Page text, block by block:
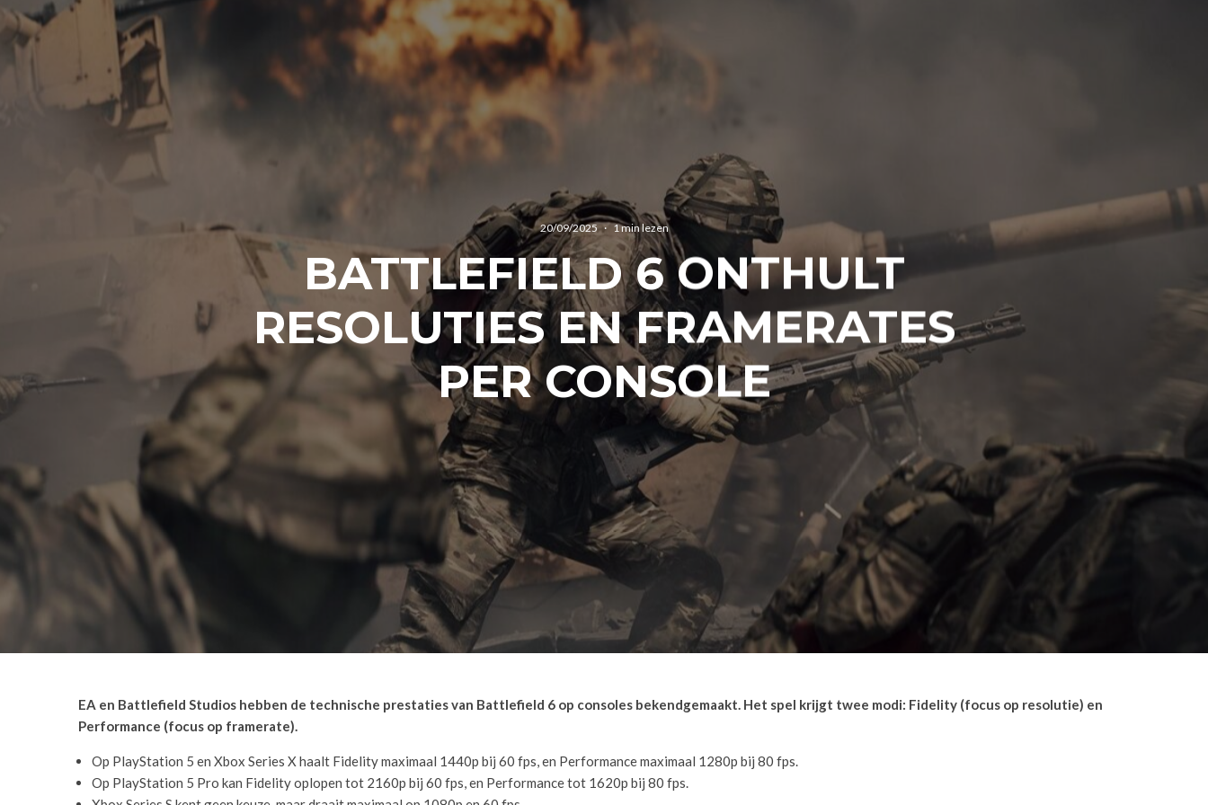
20/09/2025 · 1 min lezen
BATTLEFIELD 6 ONTHULT
RESOLUTIES EN FRAMERATES
PER CONSOLE
EA en Battlefield Studios hebben de technische prestaties van Battlefield 6 op consoles bekendgemaakt. Het spel krijgt twee modi: Fidelity (focus op resolutie) en
Performance (focus op framerate).
Op PlayStation 5 en Xbox Series X haalt Fidelity maximaal 1440p bij 60 fps, en Performance maximaal 1280p bij 80 fps.
Op PlayStation 5 Pro kan Fidelity oplopen tot 2160p bij 60 fps, en Performance tot 1620p bij 80 fps.